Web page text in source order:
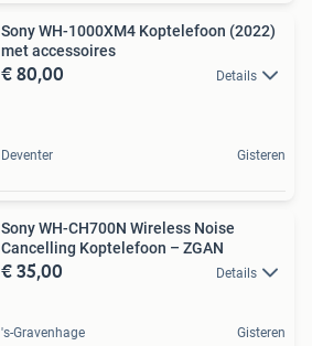
Sony WH-1000XM4 Koptelefoon (2022)
met accessoires
€ 80,00 Details
Deventer Gisteren
Sony WH-CH700N Wireless Noise
Cancelling Koptelefoon – ZGAN
€ 35,00 Details
's-Gravenhage Gisteren